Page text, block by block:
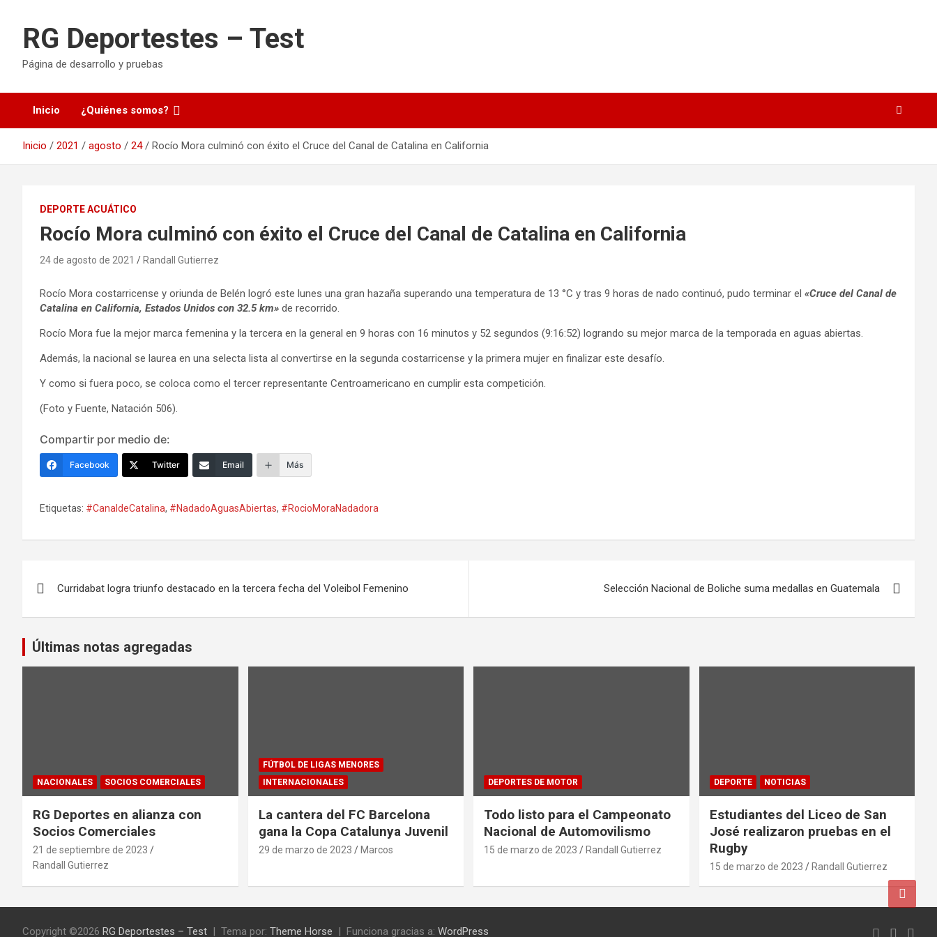
contenidoRG Deportestes – Test
Página de desarrollo y pruebas
Inicio ¿Quiénes somos?
Inicio 2021 agosto 24 Rocío Mora culminó con éxito el Cruce del Canal de Catalina en California
DEPORTE ACUÁTICO
Rocío Mora culminó con éxito el Cruce del Canal de Catalina en California
24 de agosto de 2021 Randall Gutierrez
Rocío Mora costarricense y oriunda de Belén logró este lunes una gran hazaña superando una temperatura de 13 °C y tras 9 horas de nado continuó, pudo terminar el «Cruce del Canal de
Catalina en California, Estados Unidos con 32.5 km» de recorrido.
Rocío Mora fue la mejor marca femenina y la tercera en la general en 9 horas con 16 minutos y 52 segundos (9:16:52) logrando su mejor marca de la temporada en aguas abiertas.
Además, la nacional se laurea en una selecta lista al convertirse en la segunda costarricense y la primera mujer en finalizar este desafío.
Y como si fuera poco, se coloca como el tercer representante Centroamericano en cumplir esta competición.
(Foto y Fuente, Natación 506).
Compartir por medio de:
Facebook Twitter Email Más
Etiquetas: #CanaldeCatalina, #NadadoAguasAbiertas, #RocioMoraNadadora
de
entradas
Curridabat logra triunfo destacado en la tercera fecha del Voleibol Femenino Selección Nacional de Boliche suma medallas en Guatemala
Últimas notas agregadas
NACIONALES SOCIOS COMERCIALES
RG Deportes en alianza con
Socios Comerciales
21 de septiembre de 2023
Randall Gutierrez
FÚTBOL DE LIGAS MENORES
INTERNACIONALES
La cantera del FC Barcelona
gana la Copa Catalunya Juvenil
29 de marzo de 2023 Marcos
DEPORTES DE MOTOR
Todo listo para el Campeonato
Nacional de Automovilismo
15 de marzo de 2023 Randall Gutierrez
DEPORTE NOTICIAS
Estudiantes del Liceo de San
José realizaron pruebas en el
Rugby
15 de marzo de 2023 Randall Gutierrez
Copyright ©2026 RG Deportestes – Test Tema por: Theme Horse Funciona gracias a: WordPress